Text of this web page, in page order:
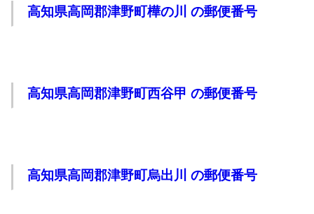
高知県高岡郡津野町樺の川 の郵便番号
高知県高岡郡津野町西谷甲 の郵便番号
高知県高岡郡津野町烏出川 の郵便番号